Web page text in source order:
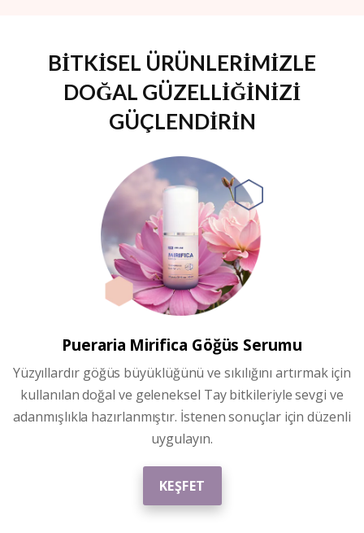
BİTKİSEL ÜRÜNLERİMİZLE
DOĞAL GÜZELLİĞİNİZİ
GÜÇLENDİRİN
Pueraria Mirifica Göğüs Serumu
Yüzyıllardır göğüs büyüklüğünü ve sıkılığını artırmak için
kullanılan doğal ve geleneksel Tay bitkileriyle sevgi ve
adanmışlıkla hazırlanmıştır. İstenen sonuçlar için düzenli
uygulayın.
KEŞFET